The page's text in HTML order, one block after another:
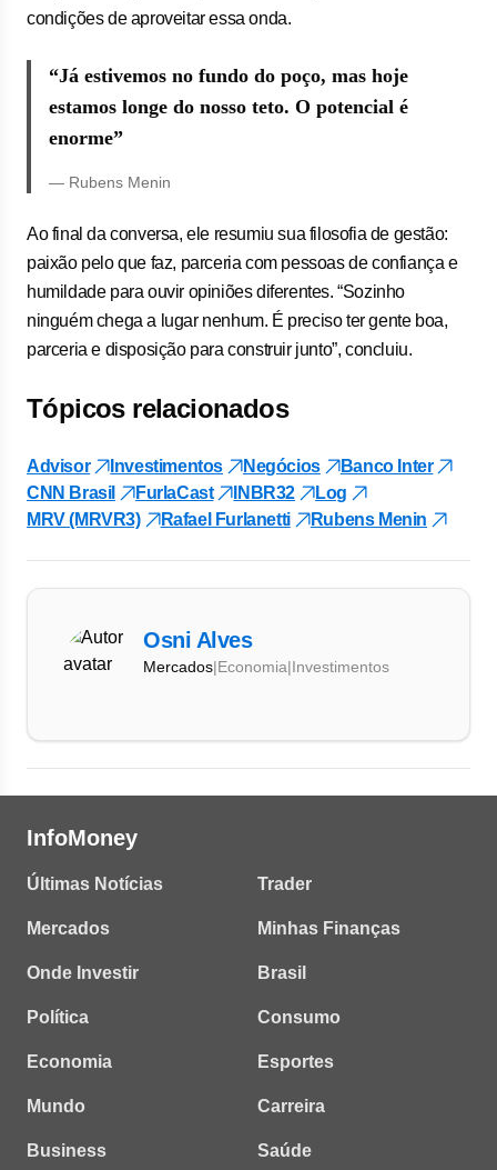
condições de aproveitar essa onda.
“Já estivemos no fundo do poço, mas hoje
estamos longe do nosso teto. O potencial é
enorme”
— Rubens Menin
Ao final da conversa, ele resumiu sua filosofia de gestão:
paixão pelo que faz, parceria com pessoas de confiança e
humildade para ouvir opiniões diferentes. “Sozinho
ninguém chega a lugar nenhum. É preciso ter gente boa,
parceria e disposição para construir junto”, concluiu.
Tópicos relacionados
Advisor Investimentos Negócios
Banco Inter
CNN Brasil
FurlaCast INBR32
Log
MRV (MRVR3)
Rafael Furlanetti Rubens Menin
Osni Alves
Mercados|Economia|Investimentos
InfoMoney
Últimas Notícias
Mercados
Onde Investir
Política
Economia
Mundo
Business
Trader
Minhas Finanças
Brasil
Consumo
Esportes
Carreira
Saúde